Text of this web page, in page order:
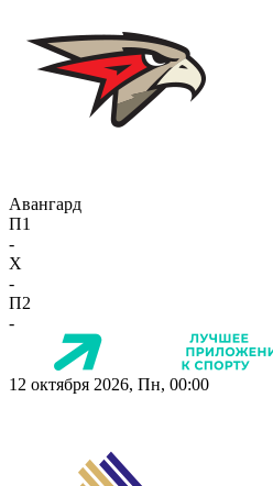
Авангард
П1
-
X
-
П2
-
12 октября 2026, Пн, 00:00